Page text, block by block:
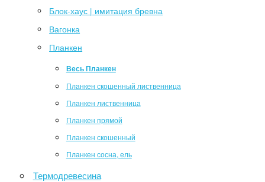
Блок-хаус | имитация бревна
Вагонка
Планкен
Весь Планкен
Планкен скошенный лиственница
Планкен лиственница
Планкен прямой
Планкен скошенный
Планкен сосна, ель
Термодревесина